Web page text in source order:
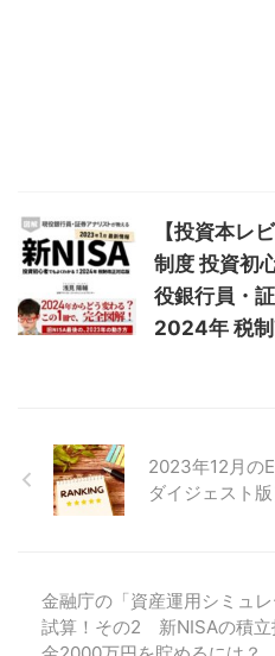
【投資本レ
制度 投資初
役銀行員・
2024年 税制
2023年12月の
ダイジェスト版
金融庁の「資産運用シミュ
試算！その2 新NISAの積立